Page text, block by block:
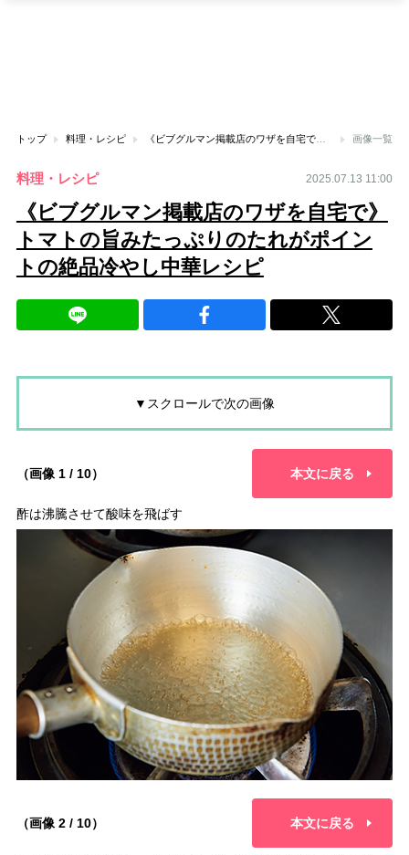
トップ 料理・レシピ 《ビブグルマン掲載店のワザを自宅で》トマトの旨みたっぷりのたれがポイントの絶品冷やし中華レシピ 画像一覧
料理・レシピ 2025.07.13 11:00
《ビブグルマン掲載店のワザを自宅で》
トマトの旨みたっぷりのたれがポイン
トの絶品冷やし中華レシピ
▼スクロールで次の画像
（画像 1 / 10） 本文に戻る
酢は沸騰させて酸味を飛ばす
（画像 2 / 10） 本文に戻る